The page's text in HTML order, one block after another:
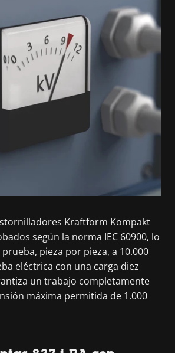
Kraftform Kompakt
según la norma IEC 60900, lo
pieza por pieza, a 10.000
eléctrica con una carga diez
un trabajo completamente
máxima permitida de 1.000